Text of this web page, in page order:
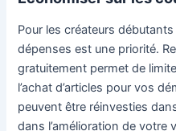
Pour les créateurs
dépenses est une priorité.
gratuitement permet de
l’achat d’articles pour vos
peuvent être réinvesties
dans l’amélioration de votre